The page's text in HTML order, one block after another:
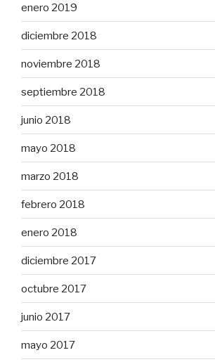
enero 2019
diciembre 2018
noviembre 2018
septiembre 2018
junio 2018
mayo 2018
marzo 2018
febrero 2018
enero 2018
diciembre 2017
octubre 2017
junio 2017
mayo 2017